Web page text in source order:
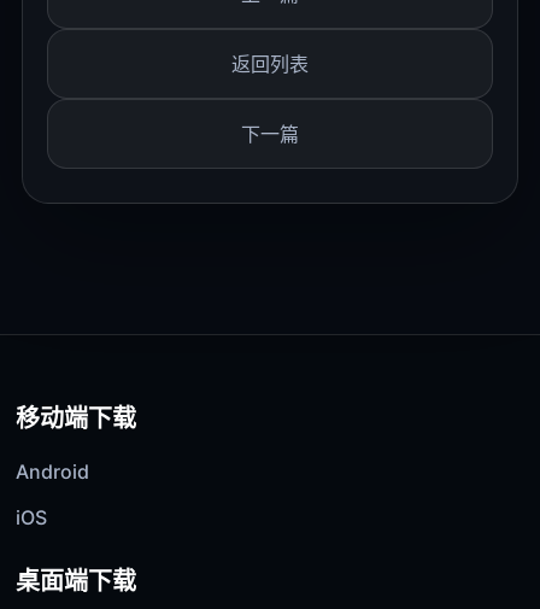
返回列表
下一篇
移动端下载
Android
iOS
桌面端下载